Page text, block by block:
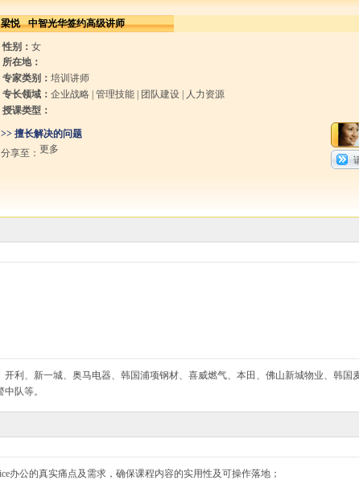
梁悦 中智光华签约高级讲师
性别： 女
所在地：
专家类别： 培训讲师
专长领域： 企业战略 管理技能 团队建设
人力资源
授课类型：
>> 擅长解决的问题
分享至： 更多
利、新一城、奥马电器、韩国浦项钢材、喜威燃气、本田、佛山新城物业、韩国
队等。
办公的真实痛点及需求，确保课程内容的实用性及可操作落地；